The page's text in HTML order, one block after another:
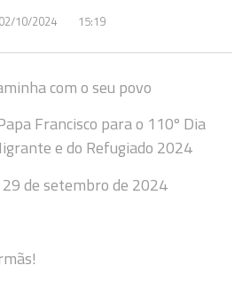
02/10/2024 15:19
com o seu povo
Francisco para o 110º Dia
e do Refugiado 2024
de setembro de 2024